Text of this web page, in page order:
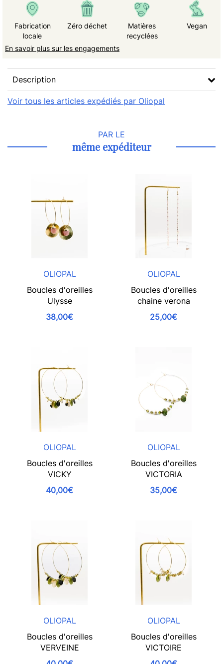
Fabrication
locale
Zéro déchet
Matières
recyclées
Vegan
En savoir plus sur les engagements
Description
Voir tous les articles expédiés par Oliopal
PAR LE
même expéditeur
OLIOPAL
Boucles d'oreilles
Ulysse
38,00€
OLIOPAL
Boucles d'oreilles
chaine verona
25,00€
OLIOPAL
Boucles d'oreilles
VICKY
40,00€
OLIOPAL
Boucles d'oreilles
VICTORIA
35,00€
OLIOPAL
Boucles d'oreilles
VERVEINE
OLIOPAL
Boucles d'oreilles
VICTOIRE